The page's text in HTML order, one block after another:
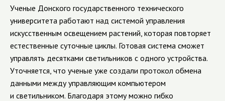
Ученые Донского государственного технического
университета работают над системой управления
искусственным освещением растений, которая повторяет
естественные суточные циклы. Готовая система сможет
управлять десятками светильников с одного устройства.
Уточняется, что ученые уже создали протокол обмена
данными между управляющим компьютером
и светильником. Благодаря этому можно гибко